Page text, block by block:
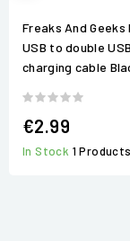
Freaks And Geeks
USB to double USB
charging cable
€2.99
In Stock 1 Products